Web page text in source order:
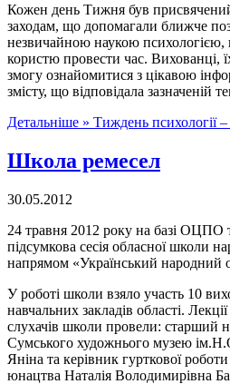
Кожен день Тижня був присвячений
заходам, що допомагали ближче
незвичайною наукою психологією,
користю провести час. Вихованці,
змогу ознайомитися з цікавою
змісту, що відповідала зазначеній
Детальніше » Тиждень психології
Школа ремесел
30.05.2012
24 травня 2012 року на базі ОЦПО
підсумкова сесія обласної школи
напрямом «Український народний
У роботі школи взяло участь 10
навчальних закладів області.
слухачів школи провели: старший
Сумського художнього музею
Яніна та керівник гурткової
юнацтва Наталія Володимирівна